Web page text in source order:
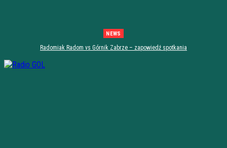
NEWS
Radomiak Radom vs Górnik Zabrze – zapowiedź spotkania